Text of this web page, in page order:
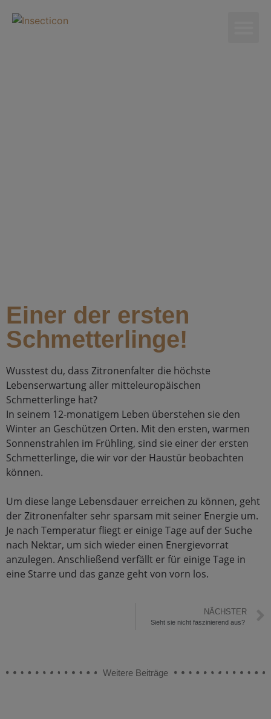
Einer der ersten
Schmetterlinge!
Wusstest du, dass Zitronenfalter die höchste
Lebenserwartung aller mitteleuropäischen
Schmetterlinge hat?⁣
In seinem 12-monatigem Leben überstehen sie den
Winter an Geschützen Orten. Mit den ersten, warmen
Sonnenstrahlen im Frühling, sind sie einer der ersten
Schmetterlinge, die wir vor der Haustür beobachten
können. ⁣
Um diese lange Lebensdauer erreichen zu können, geht
der Zitronenfalter sehr sparsam mit seiner Energie um.
Je nach Temperatur fliegt er einige Tage auf der Suche
nach Nektar, um sich wieder einen Energievorrat
anzulegen. Anschließend verfällt er für einige Tage in
eine Starre und das ganze geht von vorn los.
NÄCHSTER
Sieht sie nicht faszinierend aus?⁣
Weitere Beiträge